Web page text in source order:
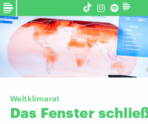
Weltklimarat
Das Fenster